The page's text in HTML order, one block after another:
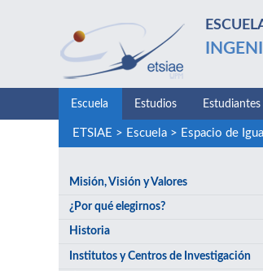
Escuela Estudios Estudiantes
ETSIAE > Escuela> Espacio de
Misión, Visión y Valores
¿Por qué elegirnos?
Historia
Institutos y Centros de Investigación